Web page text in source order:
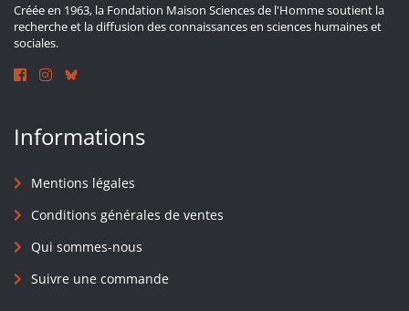
Créée en 1963, la Fondation Maison Sciences de l'Homme soutient la
recherche et la diffusion des connaissances en sciences humaines et
sociales.
Informations
Mentions légales
Conditions générales de ventes
Qui sommes-nous
Suivre une commande